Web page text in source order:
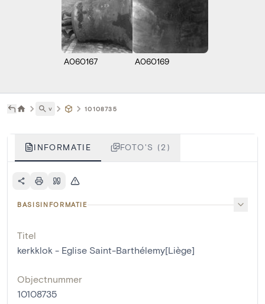
A060167 A060169
˅ 10108735
INFORMATIE FOTO'S (2)
BASISINFORMATIE
Titel
kerkklok - Eglise Saint-Barthélemy[Liège]
Objectnummer
10108735